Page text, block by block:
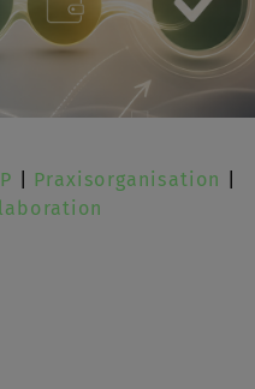
Praxisorganisation